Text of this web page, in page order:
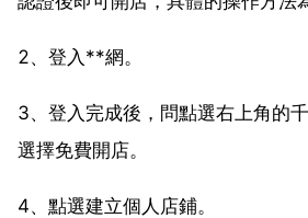
2、登入**網。
3、登入完成後，問點選右上角的
選擇免費開店。
4、點選建立個人店鋪。